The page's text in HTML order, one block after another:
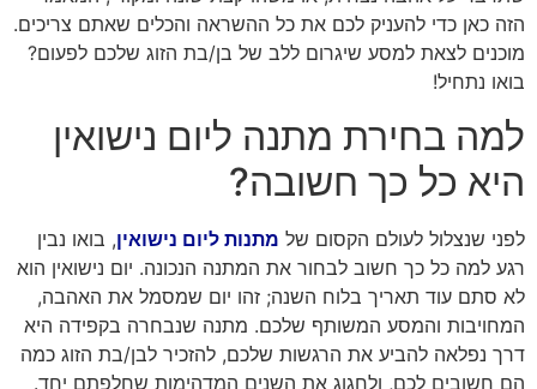
הזה כאן כדי להעניק לכם את כל ההשראה והכלים שאתם צריכים.
מוכנים לצאת למסע שיגרום ללב של בן/בת הזוג שלכם לפעום?
בואו נתחיל!
למה בחירת מתנה ליום נישואין
היא כל כך חשובה?
לפני שנצלול לעולם הקסום של מתנות ליום נישואין, בואו נבין
רגע למה כל כך חשוב לבחור את המתנה הנכונה. יום נישואין הוא
לא סתם עוד תאריך בלוח השנה; זהו יום שמסמל את האהבה,
המחויבות והמסע המשותף שלכם. מתנה שנבחרה בקפידה היא
דרך נפלאה להביע את הרגשות שלכם, להזכיר לבן/בת הזוג כמה
הם חשובים לכם, ולחגוג את השנים המדהימות שחלפתם יחד.